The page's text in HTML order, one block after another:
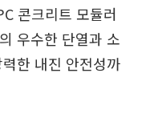
콘크리트 모듈러
우수한 단열과 소
한 내진 안전성까